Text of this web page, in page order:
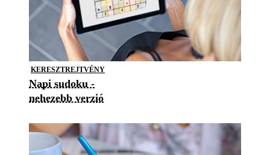
KERESZTREJTVÉNY
Napi sudoku -
nehezebb verzió